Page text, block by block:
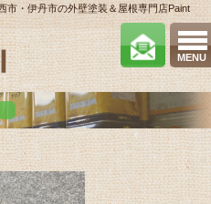
MENU
市・伊丹市の外壁塗装＆屋根専門店Paint